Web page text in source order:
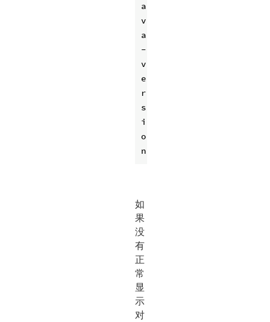
a
v
a
-
v
e
r
s
i
o
如
果
没
有
正
常
显
示
对